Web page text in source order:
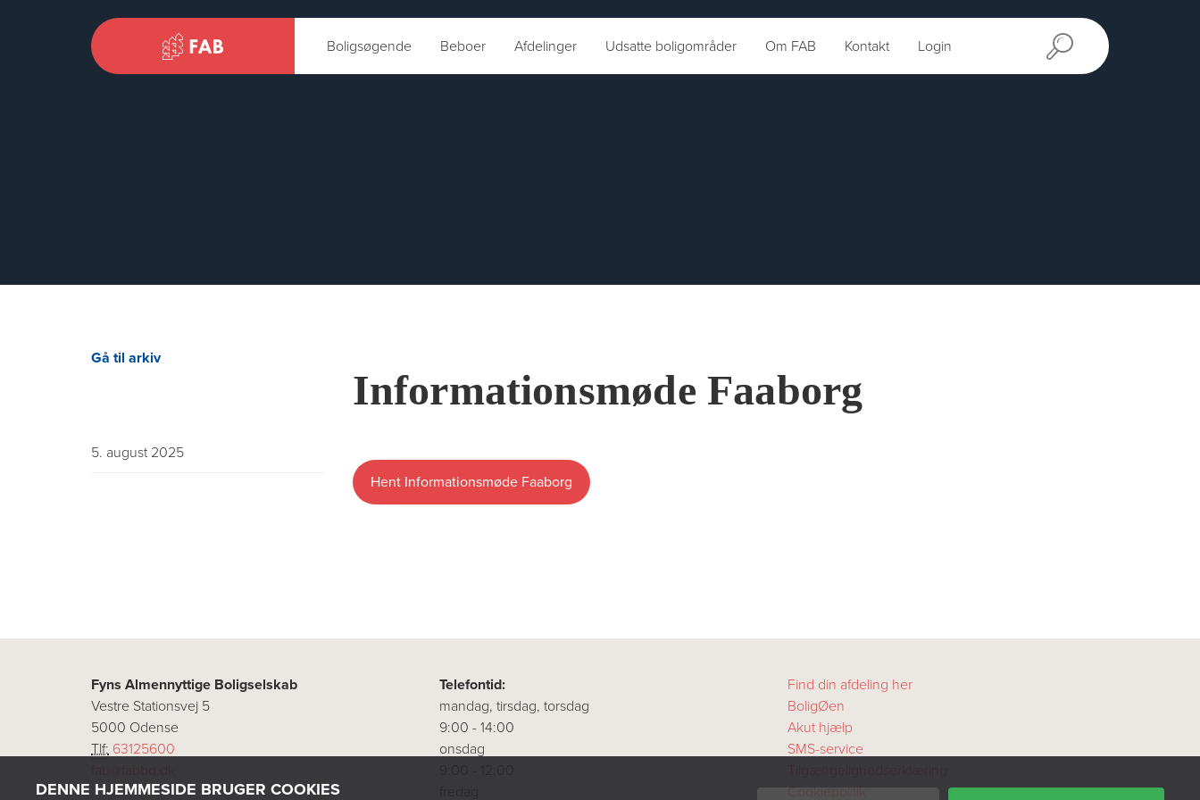
DENNE HJEMMESIDE BRUGER COOKIES
Boligsøgende Beboer Afdelinger Udsatte boligområder Om FAB Kontakt Login
Gå til arkiv
Informationsmøde Faaborg
Hent Informationsmøde Faaborg
5. august 2025
Fyns Almennyttige Boligselskab
Vestre Stationsvej 5
5000 Odense
Tlf: 63125600
Telefontid:
mandag, tirsdag, torsdag
9:00 - 14:00
onsdag
Find din afdeling her
BoligØen
Akut hjælp
SMS-service
Cookiepolitik